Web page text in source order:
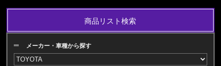
商品リスト検索
メーカー・車種から探す